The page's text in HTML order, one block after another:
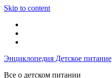
Skip to content
Энциклопедия Детское питание
Все о детском питании